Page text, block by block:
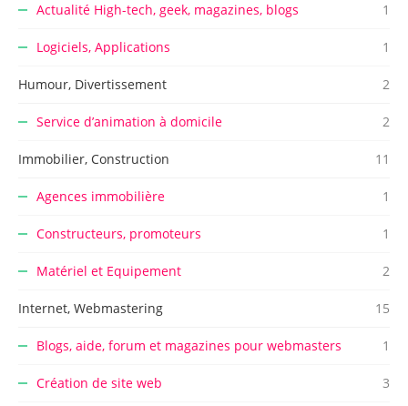
Actualité High-tech, geek, magazines, blogs 1
Logiciels, Applications 1
Humour, Divertissement 2
Service d’animation à domicile 2
Immobilier, Construction 11
Agences immobilière 1
Constructeurs, promoteurs 1
Matériel et Equipement 2
Internet, Webmastering 15
Blogs, aide, forum et magazines pour webmasters 1
Création de site web 3